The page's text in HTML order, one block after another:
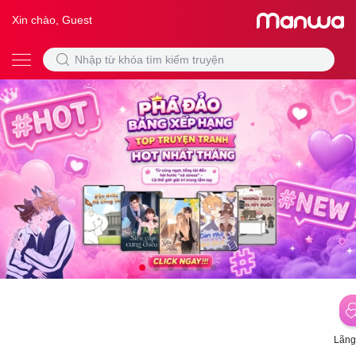
Xin chào, Guest